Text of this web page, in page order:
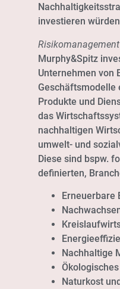
investieren
Murphy&Spitz
Unternehmen von
Geschäftsmodelle
Produkte und
das
nachhaltigen
umwelt- und
Diese sind bspw.
definierten,
Erneuerbare
Nachhaltige
Naturkost